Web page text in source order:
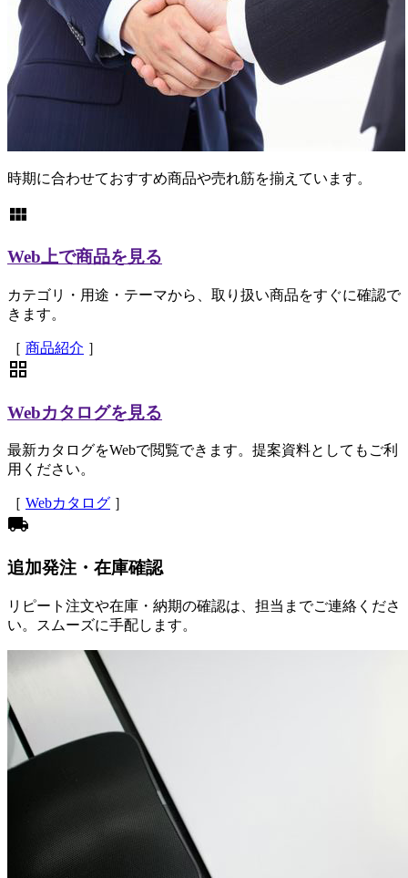
時期に合わせておすすめ商品や売れ筋を揃えています。
view_module
Web上で商品を見る
カテゴリ・用途・テーマから、取り扱い商品をすぐに確認で
きます。
［ 商品紹介 ］
grid_view
Webカタログを見る
最新カタログをWebで閲覧できます。提案資料としてもご利
用ください。
［ Webカタログ ］
local_shipping
追加発注・在庫確認
リピート注文や在庫・納期の確認は、担当までご連絡くださ
い。スムーズに手配します。